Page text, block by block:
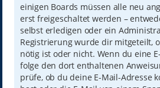
einigen Boards müssen alle neu
erst freigeschaltet werden –
selbst erledigen oder ein
Registrierung wurde dir mitgeteilt,
nötig ist oder nicht. Wenn du eine
folge den dort enthaltenen
prüfe, ob du deine E-Mail-Adresse